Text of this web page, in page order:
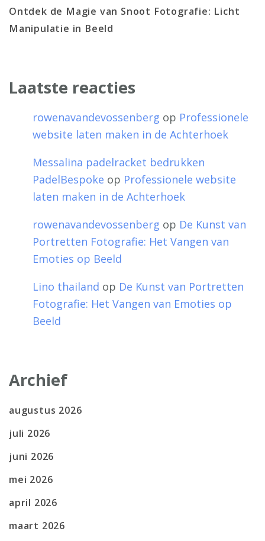
Ontdek de Magie van Snoot Fotografie: Licht
Manipulatie in Beeld
Laatste reacties
rowenavandevossenberg op Professionele
website laten maken in de Achterhoek
Messalina padelracket bedrukken
PadelBespoke op Professionele website
laten maken in de Achterhoek
rowenavandevossenberg op De Kunst van
Portretten Fotografie: Het Vangen van
Emoties op Beeld
Lino thailand op De Kunst van Portretten
Fotografie: Het Vangen van Emoties op
Beeld
Archief
augustus 2026
juli 2026
juni 2026
mei 2026
april 2026
maart 2026